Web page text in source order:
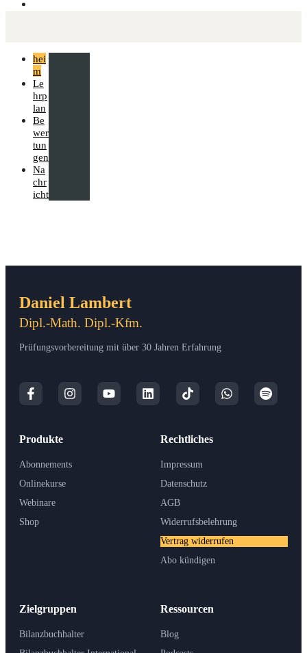
hei
m
Le
hrp
lan
Be
wer
tun
gen
Na
chr
icht
Daniel Lambert
Dipl.-Math. Dipl.-Kfm.
Prüfungsvorbereitung mit über 30 Jahren Erfahrung
Produkte
Abonnements
Onlinekurse
Webinare
Shop
Zielgruppen
Bilanzbuchhalter
Ressourcen
Blog
Rechtliches
Impressum
Datenschutz
AGB
Widerrufsbelehrung
Vertrag widerrufen
Abo kündigen